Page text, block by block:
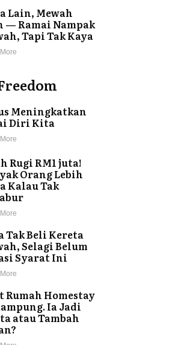
Lain, Mewah
— Ramai Nampak
Tapi Tak Kaya
Meningkatkan
Diri Kita
Rugi RM1 juta!
Orang Lebih
Kalau Tak
Tak Beli Kereta
Selagi Belum
Syarat Ini
Rumah Homestay
Ia Jadi
atau Tambah